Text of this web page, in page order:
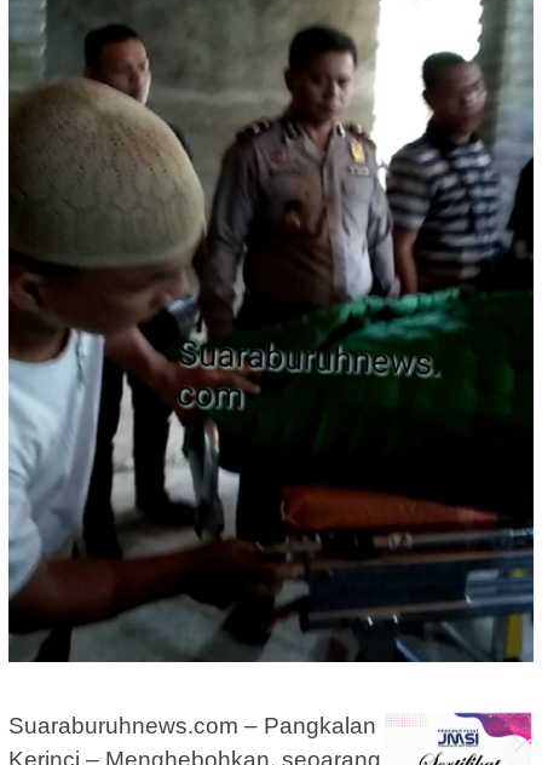
Suaraburuhnews.com – Pangkalan
Kerinci – Menghebohkan, seoarang